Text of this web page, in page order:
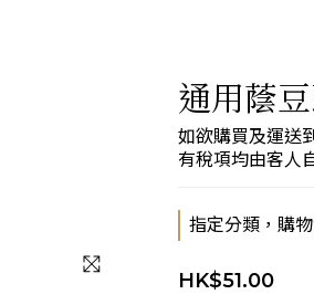
通用蔭
如欲購買及運送
有稅項均由客人
指定分類，購
HK$51.00